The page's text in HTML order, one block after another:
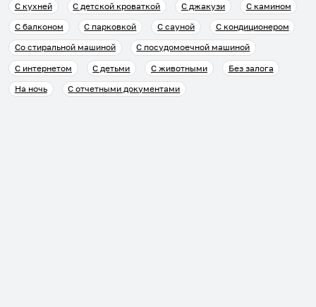
С кухней
С детской кроваткой С джакузи
С камином
С балконом
С парковкой С сауной
С кондиционером
Со стиральной машиной
С посудомоечной машиной
С интернетом
С детьми С животными
Без залога
На ночь
С отчетными документами